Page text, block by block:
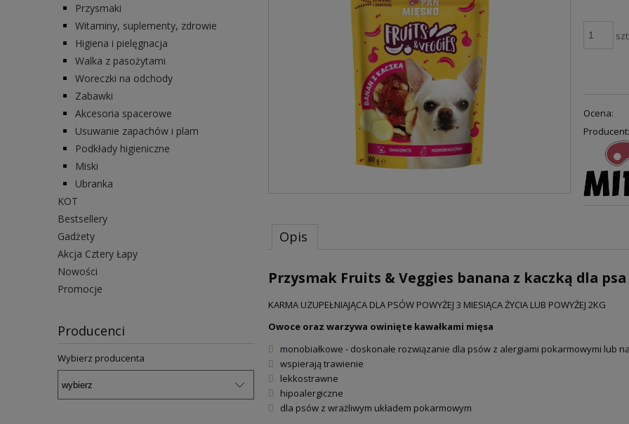
Przysmaki
Witaminy, suplementy, zdrowie
Higiena i pielęgnacja
Walka z pasożytami
Woreczki na odchody
Zabawki
Akcesoria spacerowe
Usuwanie zapachów i plam
Podkłady higieniczne
Miski
Ubranka
KOT
Bestsellery
Gadżety
Akcja Cztery Łapy
Nowości
Promocje
Producenci
Wybierz producenta
szt.
Ocena:
Producent:
Opis
Przysmak Fruits & Veggies banana z kaczką dla
KARMA UZUPEŁNIAJĄCA DLA PSÓW POWYŻEJ 3 MIESIĄCA ŻYCIA LUB POWYŻEJ 2KG
Owoce oraz warzywa owinięte kawałkami mięsa
monobiałkowe - doskonałe rozwiązanie dla psów z alergiami pokarmowymi lub
wspierają trawienie
lekkostrawne
hipoalergiczne
dla psów z wrażliwym układem pokarmowym